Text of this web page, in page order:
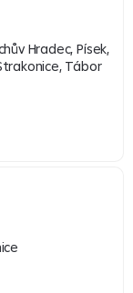
Hradec, Písek,
Tábor